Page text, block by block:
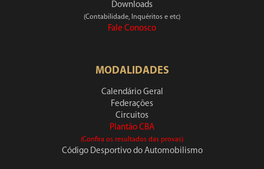
Downloads
(Contabilidade, Inquéritos e etc)
Fale Conosco
MODALIDADES
Calendário Geral
Federações
Circuitos
Plantão CBA
(Confira os resultados das provas)
Código Desportivo do Automobilismo